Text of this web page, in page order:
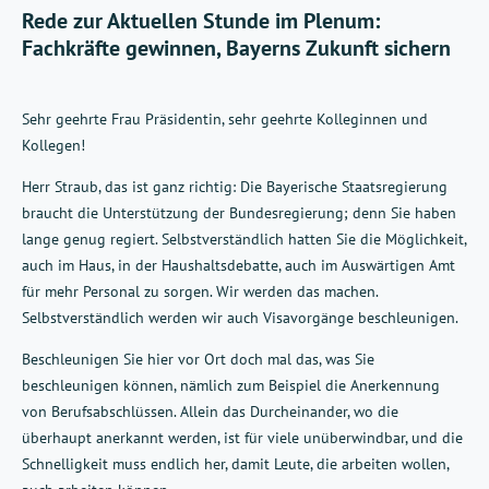
Rede zur Aktuellen Stunde im Plenum:
Fachkräfte gewinnen, Bayerns Zukunft sichern
Sehr geehrte Frau Präsidentin, sehr geehrte Kolleginnen und
Kollegen!
Herr Straub, das ist ganz richtig: Die Bayerische Staatsregierung
braucht die Unterstützung der Bundesregierung; denn Sie haben
lange genug regiert. Selbstverständlich hatten Sie die Möglichkeit,
auch im Haus, in der Haushaltsdebatte, auch im Auswärtigen Amt
für mehr Personal zu sorgen. Wir werden das machen.
Selbstverständlich werden wir auch Visavorgänge beschleunigen.
Beschleunigen Sie hier vor Ort doch mal das, was Sie
beschleunigen können, nämlich zum Beispiel die Anerkennung
von Berufsabschlüssen. Allein das Durcheinander, wo die
überhaupt anerkannt werden, ist für viele unüberwindbar, und die
Schnelligkeit muss endlich her, damit Leute, die arbeiten wollen,